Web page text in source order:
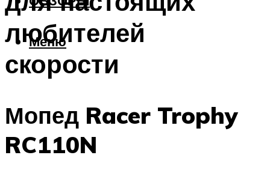
Меню
любителей
скорости
Мопед Racer Trophy
RC110N